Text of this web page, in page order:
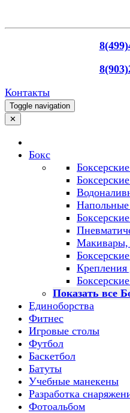
Контакты
Toggle navigation
✕
Бокс
Макивары,
Крепления
Показать все
Единоборства
Фитнес
Игровые столы
Футбол
Баскетбол
Батуты
Учебные манекены
Разработка
Фотоальбом